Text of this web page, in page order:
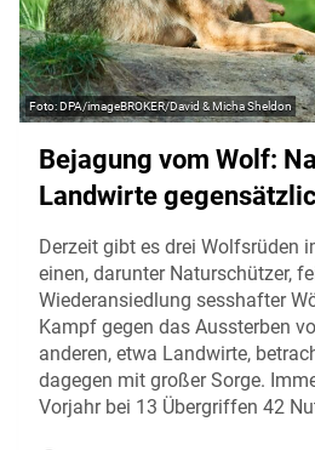
DPA/imageBROKER/David & Micha Sheldon
Bejagung vom Wolf:
Landwirte
Derzeit gibt es drei Wolfsrüden
einen, darunter Naturschützer,
Wiederansiedlung sesshafter
Kampf gegen das Aussterben
anderen, etwa Landwirte,
dagegen mit großer Sorge.
Vorjahr bei 13 Übergriffen 42